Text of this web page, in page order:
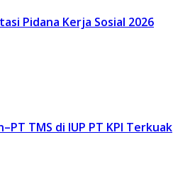
Pidana Kerja Sosial 2026
TMS di IUP PT KPI Terkuak